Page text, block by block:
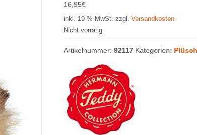
16,95€
inkl. 19 % MwSt. zzgl. Versandkosten
Nicht vorrätig
Artikelnummer: 92117 Kategorien: